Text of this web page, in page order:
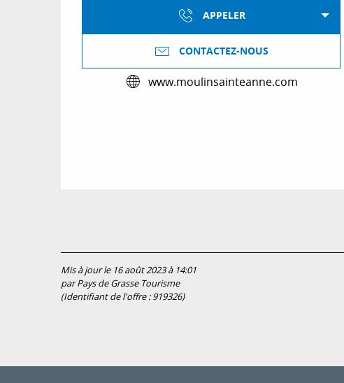
APPELER
CONTACTEZ-NOUS
www.moulinsainteanne.com
Mis à jour le 16 août 2023 à 14:01
par Pays de Grasse Tourisme
(Identifiant de l'offre :919326)